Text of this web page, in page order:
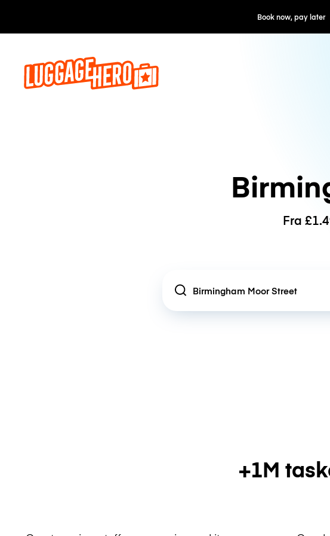
Book now, pay later
Fra
Location
+1M